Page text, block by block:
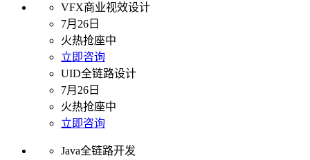
VFX商业视效设计
7月26日
火热抢座中
立即咨询
UID全链路设计
7月26日
火热抢座中
立即咨询
Java全链路开发